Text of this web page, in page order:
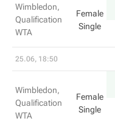
Wimbledon,
Qualification
WTA
Female
Single
25.06, 18:50
Wimbledon,
Qualification
WTA
Female
Single